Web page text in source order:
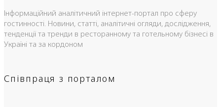
Інформаційний аналітичний інтернет-портал про сферу
гостинності. Новини, статті, аналітичні огляди, дослідження,
тенденції та тренди в ресторанному та готельному бізнесі в
Україні та за кордоном
Співпраця з порталом